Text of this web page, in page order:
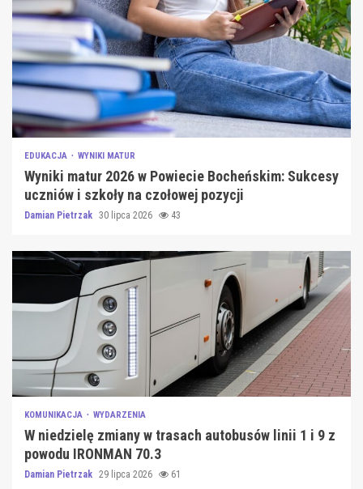
EDUKACJA WYNIKI MATUR
Wyniki matur 2026 w Powiecie Bocheńskim: Sukcesy
uczniów i szkoły na czołowej pozycji
Damian Pietrzak 30 lipca 2026 43
KOMUNIKACJA WYDARZENIA
W niedzielę zmiany w trasach autobusów linii 1 i 9 z
powodu IRONMAN 70.3
Damian Pietrzak 29 lipca 2026 61